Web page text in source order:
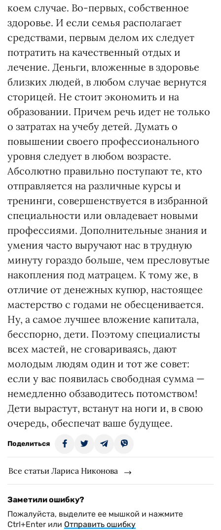
коем случае. Во-первых, собственное
здоровье. И если семья располагает
средствами, первым делом их следует
потратить на качественный отдых и
лечение. Деньги, вложенные в здоровье
близких людей, в любом случае вернутся
сторицей. Не стоит экономить и на
образовании. Причем речь идет не только
о затратах на учебу детей. Думать о
повышении своего профессионального
уровня следует в любом возрасте.
Абсолютно правильно поступают те, кто
отправляется на различные курсы и
тренинги, совершенствуется в избранной
специальности или овладевает новыми
профессиями. Дополнительные знания и
умения часто выручают нас в трудную
минуту гораздо больше, чем пресловутые
накопления под матрацем. К тому же, в
отличие от денежных купюр, настоящее
мастерство с годами не обесценивается.
Ну, а самое лучшее вложение капитала,
бесспорно, дети. Поэтому специалисты
всех мастей, не сговариваясь, дают
молодым людям один и тот же совет:
если у вас появилась свободная сумма —
немедленно обзаводитесь потомством!
Дети вырастут, встанут на ноги и, в свою
очередь, обеспечат ваше будущее.
Поделиться
Все статьи Лариса Никонова
Заметили ошибку?
Пожалуйста, выделите ее мышкой и нажмите
Ctrl+Enter или Отправить ошибку